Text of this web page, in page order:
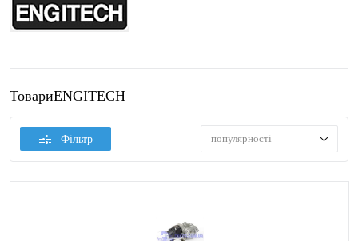
ТовариENGITECH
Фільтр популярності